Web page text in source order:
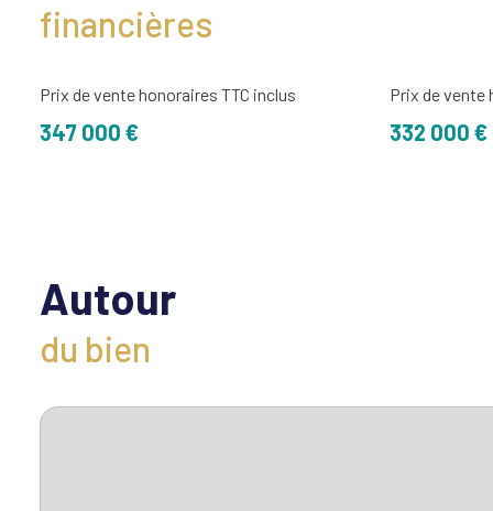
financières
Prix de vente honoraires TTC inclus
347 000 €
Prix de vente
332 000 €
Autour
du bien